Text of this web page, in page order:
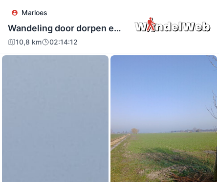
Marloes
Marloes
Wandeling door dorpen en platteland, veelal recht toe, recht aan. Wel mooie uitzichten en woningen gezien
10,8 km 02:14:12